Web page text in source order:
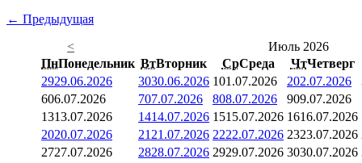
← Предыдущая
<
Июль 2026
ПнПонедельник ВтВторник СрСреда ЧтЧетверг
2929.06.2026 3030.06.2026 101.07.2026 202.07.2026
606.07.2026 707.07.2026 808.07.2026 909.07.2026
1313.07.2026 1414.07.2026 1515.07.2026 1616.07.2026
2020.07.2026 21 21.07.2026 2222.07.2026 2323.07.2026
2727.07.2026 2828.07.2026 2929.07.2026 3030.07.2026